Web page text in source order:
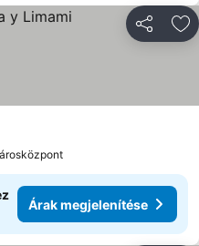
Árak megjelenítése